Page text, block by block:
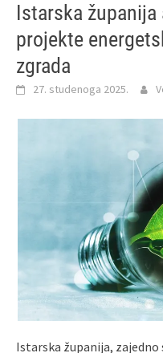
Istarska
projekte
zgrada
27. studenoga 2025.
Istarska županija,